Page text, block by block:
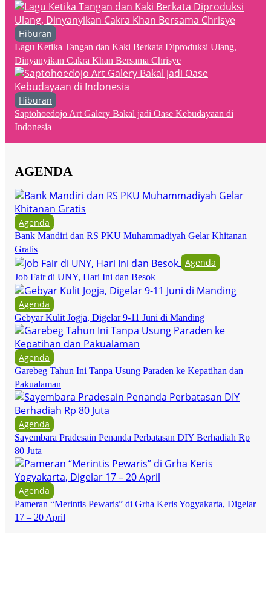
Hiburan
Lagu Ketika Tangan dan Kaki Berkata Diproduksi Ulang,
Dinyanyikan Cakra Khan Bersama Chrisye
Hiburan
Saptohoedojo Art Galery Bakal jadi Oase Kebudayaan di
Indonesia
AGENDA
Agenda
Bank Mandiri dan RS PKU Muhammadiyah Gelar Khitanan
Gratis
Agenda
Job Fair di UNY, Hari Ini dan Besok
Agenda
Gebyar Kulit Jogja, Digelar 9-11 Juni di Manding
Agenda
Garebeg Tahun Ini Tanpa Usung Paraden ke Kepatihan dan
Pakualaman
Agenda
Sayembara Pradesain Penanda Perbatasan DIY Berhadiah Rp
80 Juta
Agenda
Pameran “Merintis Pewaris” di Grha Keris Yogyakarta, Digelar
17 – 20 April